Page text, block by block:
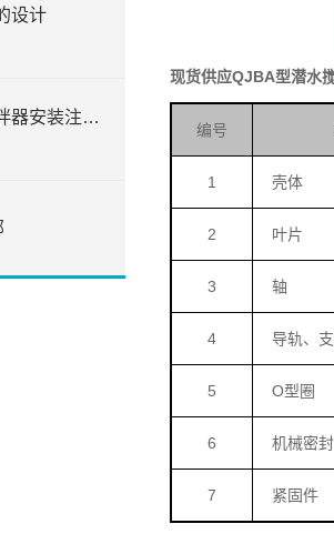
设计
污水处理中的潜水搅拌器安装注意事项
现货供应QJBA型潜水
编号
1 壳体
2 叶片
3 轴
4 导轨、
5 O型圈
6 机械密封
7 紧固件